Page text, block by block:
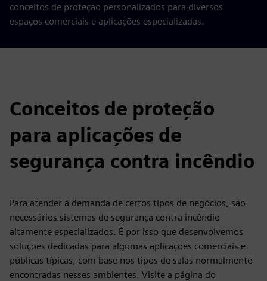
conceitos de proteção personalizados para diversos
espaços comerciais e aplicações especializadas.
Conceitos de proteção
para aplicações de
segurança contra incêndio
Para atender à demanda de certos tipos de negócios, são
necessários sistemas de segurança contra incêndio
altamente especializados. É por isso que desenvolvemos
soluções dedicadas para algumas aplicações comerciais e
públicas típicas, com base nos tipos de salas normalmente
encontradas nesses ambientes. Visite a página do